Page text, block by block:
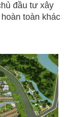
đầu tư xây
toàn khác